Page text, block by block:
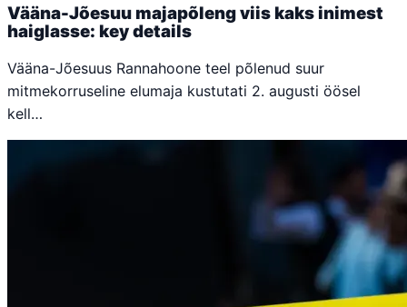
Vääna-Jõesuu majapõleng viis kaks inimest
haiglasse: key details
Vääna-Jõesuus Rannahoone teel põlenud suur
mitmekorruseline elumaja kustutati 2. augusti öösel
kell…